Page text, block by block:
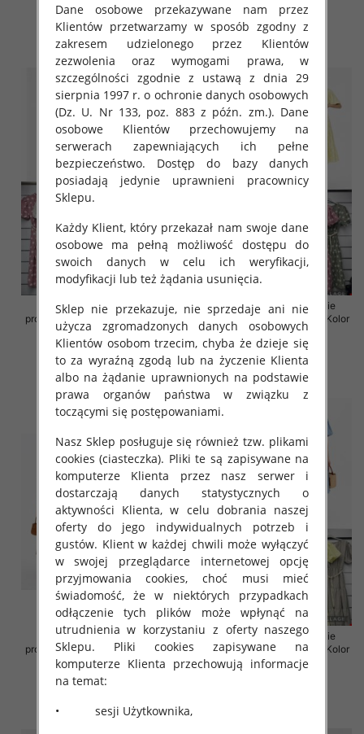
35.00 zł
szczegóły
36.00 zł
szczegóły
Sukienki damskie (Włoskie
produkt) Roz Standard, Mix Kolor
Paczka 5 szt
43.00 zł
szczegóły
Sukienki damskie (Włoskie
produkt) Roz Standard, Mix Kolor
Paczka 5 szt
43.00 zł
szczegóły
Sukienki damskie (Włoskie
produkt) Roz Standard, Mix Kolor
Paczka 5 szt
43.00 zł
szczegóły
Sukienki damskie (Włoskie
produkt) Roz Standard, Mix Kolor
Paczka 5 szt
Dane osobowe przekazywane nam przez
Klientów przetwarzamy w sposób zgodny z
zakresem udzielonego przez Klientów
zezwolenia oraz wymogami prawa, w
szczególności zgodnie z ustawą z dnia 29
sierpnia 1997 r. o ochronie danych osobowych
(Dz. U. Nr 133, poz. 883 z późn. zm.). Dane
osobowe Klientów przechowujemy na
serwerach zapewniających ich pełne
bezpieczeństwo. Dostęp do bazy danych
posiadają jedynie uprawnieni pracownicy
Sklepu.
Każdy Klient, który przekazał nam swoje dane
osobowe ma pełną możliwość dostępu do
swoich danych w celu ich weryfikacji,
modyfikacji lub też żądania usunięcia.
Sklep nie przekazuje, nie sprzedaje ani nie
użycza zgromadzonych danych osobowych
Klientów osobom trzecim, chyba że dzieje się
to za wyraźną zgodą lub na życzenie Klienta
albo na żądanie uprawnionych na podstawie
prawa organów państwa w związku z
toczącymi się postępowaniami.
Nasz Sklep posługuje się również tzw. plikami
cookies (ciasteczka). Pliki te są zapisywane na
komputerze Klienta przez nasz serwer i
dostarczają danych statystycznych o
aktywności Klienta, w celu dobrania naszej
oferty do jego indywidualnych potrzeb i
gustów. Klient w każdej chwili może wyłączyć
w swojej przeglądarce internetowej opcję
przyjmowania cookies, choć musi mieć
świadomość, że w niektórych przypadkach
odłączenie tych plików może wpłynąć na
utrudnienia w korzystaniu z oferty naszego
Sklepu. Pliki cookies zapisywane na
komputerze Klienta przechowują informacje
na temat:
• sesji Użytkownika,